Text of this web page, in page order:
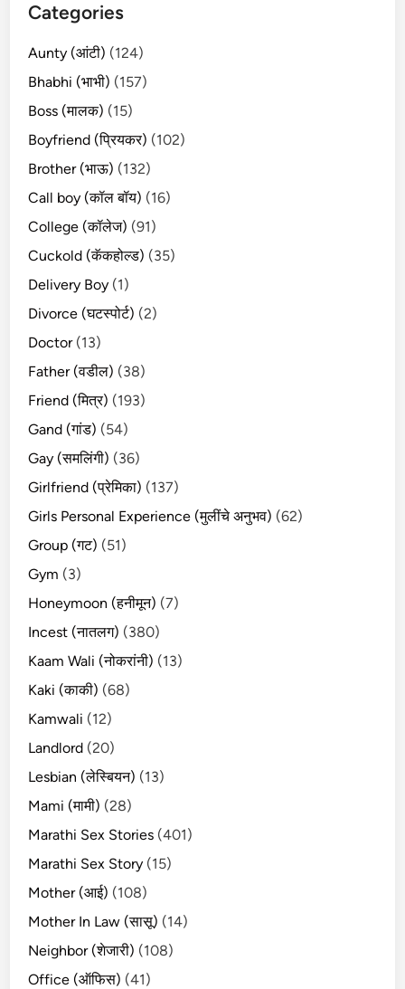
Categories
Aunty (आंटी) (124)
Bhabhi (भाभी) (157)
Boss (मालक) (15)
Boyfriend (प्रियकर) (102)
Brother (भाऊ) (132)
Call boy (कॉल बॉय) (16)
College (कॉलेज) (91)
Cuckold (कॅकहोल्ड) (35)
Delivery Boy (1)
Divorce (घटस्पोर्ट) (2)
Doctor(13)
Father (वडील) (38)
Friend (मित्र) (193)
Gand (गांड) (54)
Gay (समलिंगी) (36)
Girlfriend (प्रेमिका) (137)
Girls Personal Experience (मुलींचे अनुभव) (62)
Group (गट) (51)
Gym (3)
Honeymoon (हनीमून) (7)
Incest (नातलग) (380)
Kaam Wali (नोकरांनी) (13)
Kaki (काकी) (68)
Kamwali (12)
Landlord (20)
Lesbian (लेस्बियन) (13)
Mami (मामी) (28)
Marathi Sex Stories (401)
Marathi Sex Story (15)
Mother (आई) (108)
Mother In Law (सासू) (14)
Neighbor (शेजारी) (108)
Office (ऑफिस) (41)